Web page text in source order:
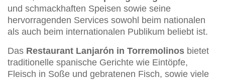
und schmackhaften Speisen sowie seine
hervorragenden Services sowohl beim nationalen
als auch beim internationalen Publikum beliebt ist.
Das Restaurant Lanjarón in Torremolinos bietet
traditionelle spanische Gerichte wie Eintöpfe,
Fleisch in Soße und gebratenen Fisch, sowie viele